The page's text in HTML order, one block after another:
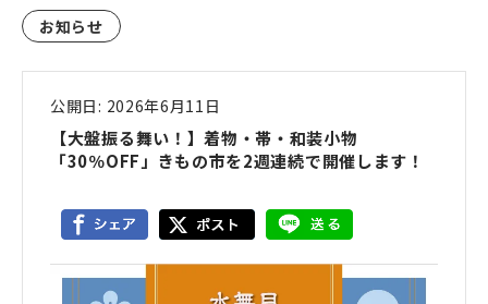
お知らせ
公開日: 2026年6月11日
【大盤振る舞い！】着物・帯・和装小物
「30％OFF」きもの市を2週連続で開催します！